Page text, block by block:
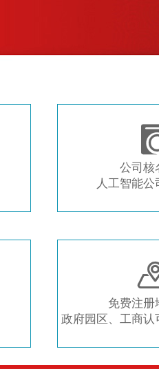
公司核
人工智能
免费注册
政府园区、工商认